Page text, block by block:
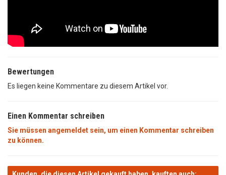
Bewertungen
Es liegen keine Kommentare zu diesem Artikel vor.
Einen Kommentar schreiben
Sie müssen angemeldet sein, um einen Kommentar schreiben
zu können.